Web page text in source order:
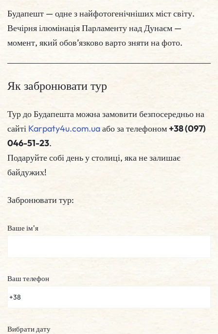
Будапешт — одне з найфотогенічніших міст світу.
Вечірня ілюмінація Парламенту над Дунаєм —
момент, який обов’язково варто зняти на фото.
Як забронювати тур
Тур до Будапешта можна замовити безпосередньо на
сайті Karpaty4u.com.uaабо за телефоном+38 (097)
046-51-23.
Подаруйте собі день у столиці, яка не залишає
байдужих!
Забронювати тур:
Ваше ім'я
Ваш телефон
Вибрати дату